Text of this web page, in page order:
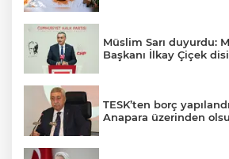
Müslim Sarı duyurdu:
Başkanı İlkay Çiçek
TESK’ten borç
Anapara üzerinden